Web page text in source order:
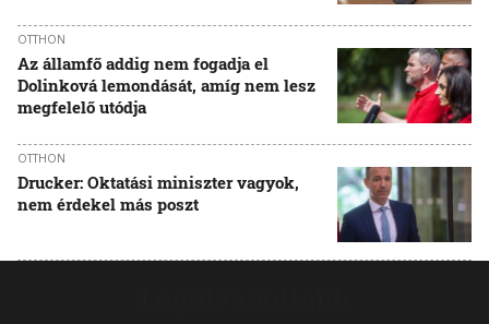
OTTHON
Az államfő addig nem fogadja el
Dolinková lemondását, amíg nem lesz
megfelelő utódja
OTTHON
Drucker: Oktatási miniszter vagyok,
nem érdekel más poszt